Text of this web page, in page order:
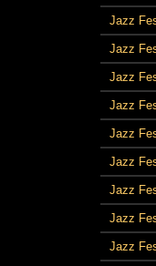
Jazz
Jazz
Jazz
Jazz
Jazz
Jazz
Jazz
Jazz
Jazz